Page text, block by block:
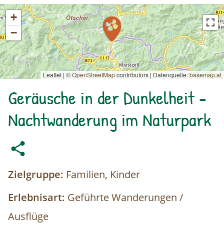
+
−
Leaflet | ©OpenStreetMapcontributors|Datenquelle:basemap.at
Geräusche in der Dunkelheit -
Nachtwanderung im Naturpark
Zielgruppe: Familien, Kinder
Erlebnisart: Geführte Wanderungen /
Ausflüge